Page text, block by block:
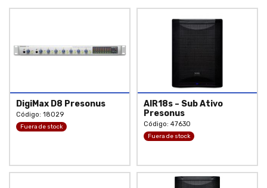
DigiMax D8 Presonus
Código: 18029
Fuera de stock
AIR18s – Sub Ativo
Presonus
Código: 47630
Fuera de stock